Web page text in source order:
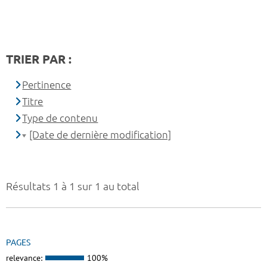
Résultats 1 à 1 sur 1 au total
PAGES
relevance: 100%
TRIER PAR :
Pertinence
Titre
Type de contenu
[Date de dernière modification]